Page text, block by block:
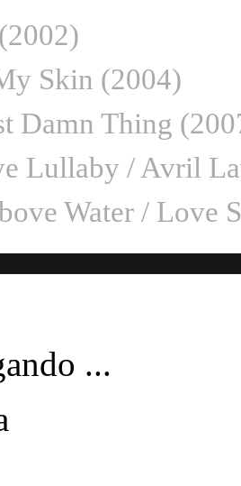
Skin (2004)
Damn Thing
Lullaby / Avril
Water / Love
...